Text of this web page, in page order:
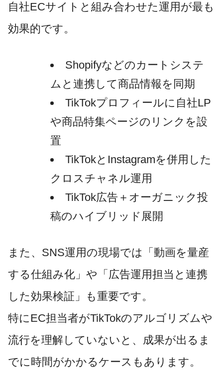
自社ECサイトと組み合わせた運用が最も
効果的です。
Shopifyなどのカートシステ
ムと連携して商品情報を同期
TikTokプロフィールに自社LP
や商品特集ページのリンクを設
置
TikTokとInstagramを併用した
クロスチャネル運用
TikTok広告＋オーガニック投
稿のハイブリッド展開
また、SNS運用の現場では「動画を量産
する仕組み化」や「広告運用担当と連携
した効果検証」も重要です。
特にEC担当者がTikTokのアルゴリズムや
流行を理解していないと、成果が出るま
でに時間がかかるケースもあります。